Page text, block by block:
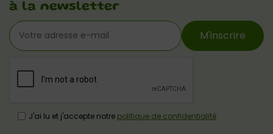
à la newsletter
M'inscrire
J'ai lu et j'accepte notre politique de confidentialité